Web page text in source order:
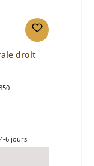
droit
6 jours